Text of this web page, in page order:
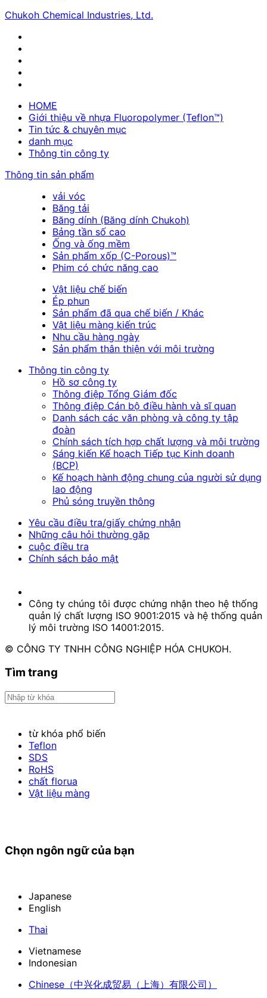
Chukoh Chemical Industries, Ltd.
HOME
Giới thiệu về nhựa Fluoropolymer (Teflon™)
Tin tức & chuyên mục
danh mục
Thông tin công ty
Thông tin sản phẩm
vải vóc
Băng tải
Băng dính (Băng dính Chukoh)
Bảng tần số cao
Ống và ống mềm
Sản phẩm xốp (C-Porous)™
Phim có chức năng cao
Vật liệu chế biến
Ép phun
Sản phẩm đã qua chế biến / Khác
Vật liệu màng kiến trúc
Nhu cầu hàng ngày
Sản phẩm thân thiện với môi trường
Thông tin công ty
Hồ sơ công ty
Thông điệp Tổng Giám đốc
Thông điệp Cán bộ điều hành và sĩ quan
Danh sách các văn phòng và công ty tập
đoàn
Chính sách tích hợp chất lượng và môi trường
Sáng kiến Kế hoạch Tiếp tục Kinh doanh
(BCP)
Kế hoạch hành động chung của người sử dụng
lao động
Phủ sóng truyền thông
Yêu cầu điều tra/giấy chứng nhận
Những câu hỏi thường gặp
cuộc điều tra
Chính sách bảo mật
Công ty chúng tôi được chứng nhận theo hệ thống
quản lý chất lượng ISO 9001:2015 và hệ thống quản
lý môi trường ISO 14001:2015.
© CÔNG TY TNHH CÔNG NGHIỆP HÓA CHUKOH.
Tìm trang
từ khóa phổ biến
Teflon
SDS
RoHS
chất florua
Vật liệu màng
Chọn ngôn ngữ của bạn
Japanese
English
Thai
Vietnamese
Indonesian
Chinese （中兴化成贸易（上海）有限公司）